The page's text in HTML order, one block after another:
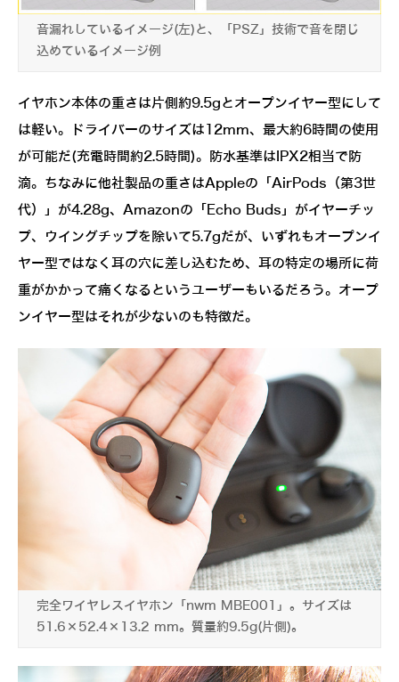
音漏れしているイメージ(左)と、「PSZ」技術で音を閉じ
込めているイメージ例
イヤホン本体の重さは片側約9.5gとオープンイヤー型にして
は軽い。ドライバーのサイズは12mm、最大約6時間の使用
が可能だ(充電時間約2.5時間)。防水基準はIPX2相当で防
滴。ちなみに他社製品の重さはAppleの「AirPods（第3世
代）」が4.28g、Amazonの「Echo Buds」がイヤーチッ
プ、ウイングチップを除いて5.7gだが、いずれもオープンイ
ヤー型ではなく耳の穴に差し込むため、耳の特定の場所に荷
重がかかって痛くなるというユーザーもいるだろう。オープ
ンイヤー型はそれが少ないのも特徴だ。
完全ワイヤレスイヤホン「nwm MBE001」。サイズは
51.6×52.4×13.2 mm。質量約9.5g(片側)。